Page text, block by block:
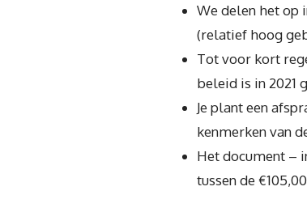
We delen het op
(relatief hoog
Tot voor kort
beleid is in 2021
Je plant een
kenmerken van
Het document –
tussen de